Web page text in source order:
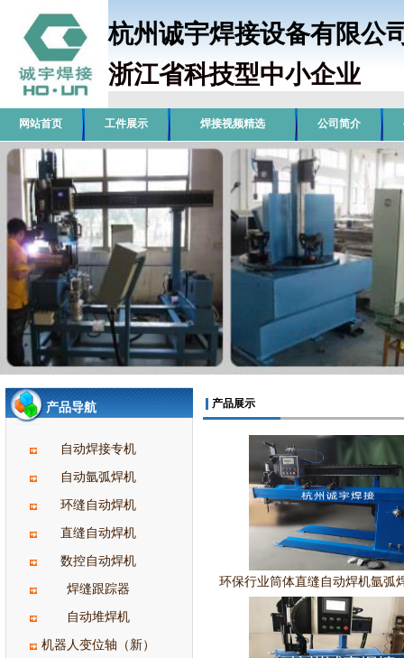
杭州诚宇焊接设备有
浙江省科技型中小企业
网站首页 工件展示 焊接视频精选 公司简介
产品导航
自动焊接专机
自动氩弧焊机
环缝自动焊机
直缝自动焊机
数控自动焊机
焊缝跟踪器
自动堆焊机
机器人变位轴（新）
产品展示
环保行业筒体直缝自动焊机氩弧